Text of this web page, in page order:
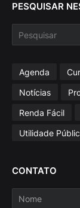
PESQUISAR
Agenda
Notícias
Renda Fácil
Utilidade
CONTATO